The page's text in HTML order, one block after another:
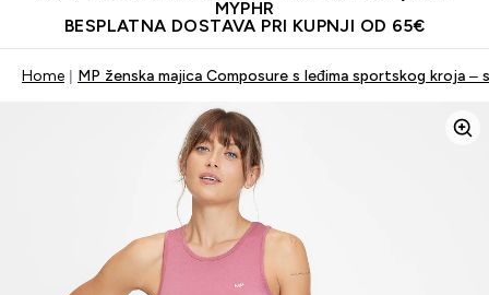
MYPHR
BESPLATNA DOSTAVA PRI KUPNJI OD 65€
Home MP ženska majica Composure s leđima sportskog kroja –